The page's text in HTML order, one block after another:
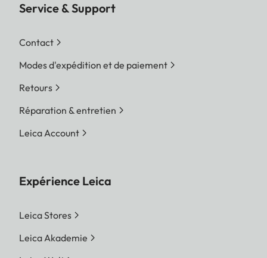
Service & Support
Contact
Modes d'expédition et de paiement
Retours
Réparation & entretien
Leica Account
Expérience Leica
Leica Stores
Leica Akademie